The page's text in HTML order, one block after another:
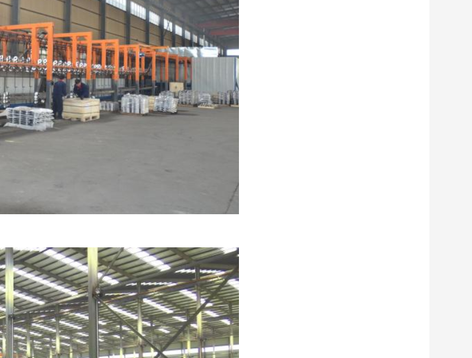
Zostaw wiadomość
Oddzwonimy wkrótce!